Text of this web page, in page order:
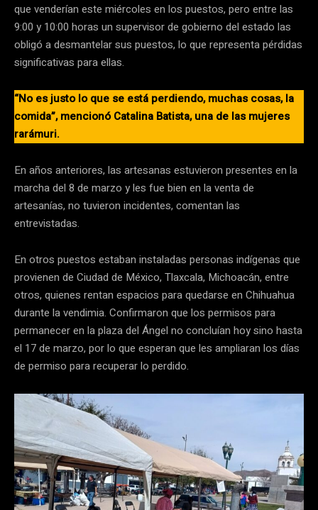
que venderían este miércoles en los puestos, pero entre las
9:00 y 10:00 horas un supervisor de gobierno del estado las
obligó a desmantelar sus puestos, lo que representa pérdidas
significativas para ellas.
“No es justo lo que se está perdiendo, muchas cosas, la
comida”, mencionó Catalina Batista, una de las mujeres
rarámuri.
En años anteriores, las artesanas estuvieron presentes en la
marcha del 8 de marzo y les fue bien en la venta de
artesanías, no tuvieron incidentes, comentan las
entrevistadas.
En otros puestos estaban instaladas personas indígenas que
provienen de Ciudad de México, Tlaxcala, Michoacán, entre
otros, quienes rentan espacios para quedarse en Chihuahua
durante la vendimia. Confirmaron que los permisos para
permanecer en la plaza del Ángel no concluían hoy sino hasta
el 17 de marzo, por lo que esperan que les ampliaran los días
de permiso para recuperar lo perdido.